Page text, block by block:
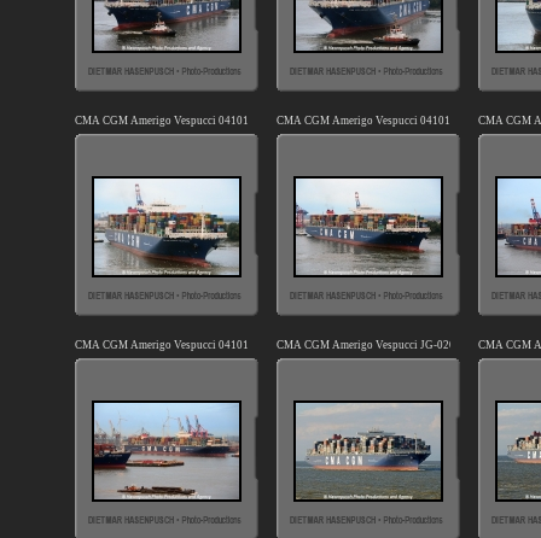
CMA CGM Amerigo Vespucci 041012-13.jpgCMA CGM Amerigo Vespucci 041012-15.jpgCMA CGM
CMA CGM Amerigo Vespucci 041012-20.jpgCMA CGM Amerigo Vespucci JG-020910-01.jpg
CMA CGM